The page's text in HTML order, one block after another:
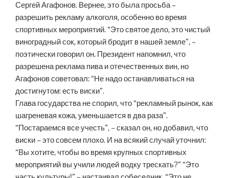
Сергей Агафонов. Вернее, это была просьба –
разрешить рекламу алкоголя, особенно во время
спортивных мероприятий. “Это святое дело, это чистый
виноградный сок, который бродит в нашей земле”, –
поэтически говорил он. Президент напомнил, что
разрешена реклама пива и отечественных вин, но
Агафонов советовал: “Не надо останавливаться на
достигнутом: есть виски”.
Глава государства не спорил, что “рекламный рынок, как
шагреневая кожа, уменьшается в два раза”.
“Постараемся все учесть”, – сказал он, но добавил, что
виски – это совсем плохо. И на всякий случай уточнил:
“Вы хотите, чтобы во время крупных спортивных
мероприятий вы учили людей водку трескать?” “Это